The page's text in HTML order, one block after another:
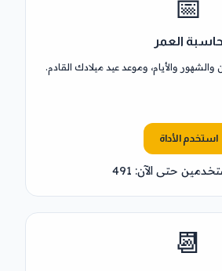
📅
حاسبة العمر
والأيام، وموعد عيد ميلادك القادم.
استخدم الأداة
حتى الآن: 491
📆